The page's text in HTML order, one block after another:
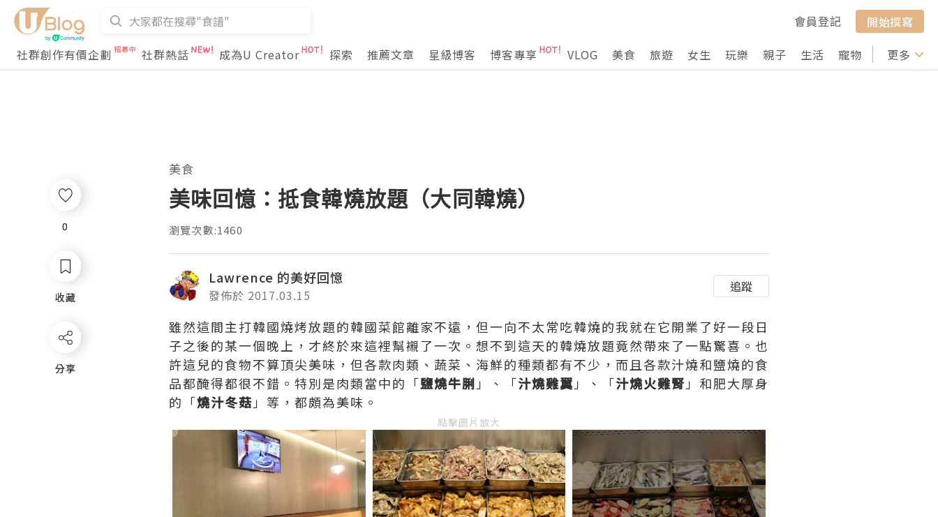
會員登記
開始撰寫
社群創作有價企劃
社群熱話 成為U Creator 探索 推薦文章 星級博客 博客專享 VLOG 美食 旅遊 女生 玩樂 親子 生活 寵物 行山 打卡
更多
0
收藏
分享
美食
美味回憶：抵食韓燒放題（大同韓燒）
瀏覽次數:1460
Lawrence 的美好回憶
發佈於 2017.03.15
追蹤
雖然這間主打韓國燒烤放題的韓國菜館離家不遠，但一向不太常吃韓燒的我就在它開業了好一段日
子之後的某一個晚上，才終於來這裡幫襯了一次。想不到這天的韓燒放題竟然帶來了一點驚喜。也
許這兒的食物不算頂尖美味，但各款肉類、蔬菜、海鮮的種類都有不少，而且各款汁燒和鹽燒的食
品都醃得都很不錯。特別是肉類當中的「鹽燒牛脷 」、「汁燒雞翼 」、「汁燒火雞腎 」和肥大厚身
的「燒汁冬菇 」等，都頗為美味。
點擊圖片放大
0
收藏
分享